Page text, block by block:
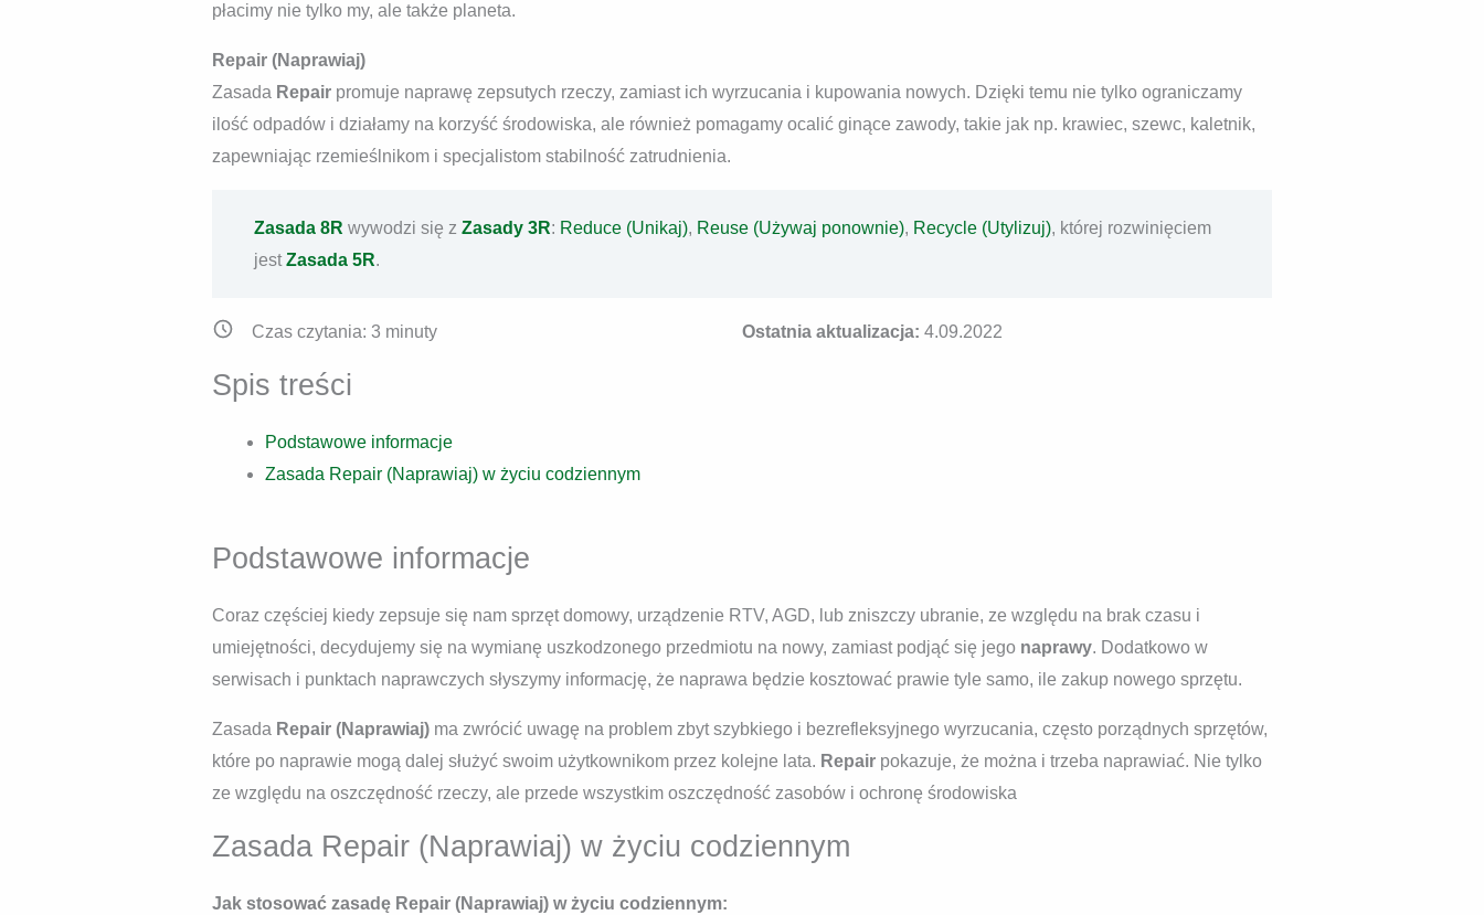
płacimy nie tylko my, ale także planeta.
Repair (Naprawiaj)
Zasada Repair promuje naprawę zepsutych rzeczy, zamiast ich wyrzucania i kupowania nowych. Dzięki temu nie tylko ograniczamy
ilość odpadów i działamy na korzyść środowiska, ale również pomagamy ocalić ginące zawody, takie jak np. krawiec, szewc, kaletnik,
zapewniając rzemieślnikom i specjalistom stabilność zatrudnienia.
Zasada 8R wywodzi się z Zasady 3R: Reduce (Unikaj), Reuse (Używaj ponownie), Recycle (Utylizuj), której rozwinięciem
jest Zasada 5R.
Czas czytania: 3 minuty Ostatnia aktualizacja: 4.09.2022
Spis treści
Podstawowe informacje
Zasada Repair (Naprawiaj) w życiu codziennym
Podstawowe informacje
Coraz częściej kiedy zepsuje się nam sprzęt domowy, urządzenie RTV, AGD, lub zniszczy ubranie, ze względu na brak czasu i
umiejętności, decydujemy się na wymianę uszkodzonego przedmiotu na nowy, zamiast podjąć się jego naprawy. Dodatkowo w
serwisach i punktach naprawczych słyszymy informację, że naprawa będzie kosztować prawie tyle samo, ile zakup nowego sprzętu.
Zasada Repair (Naprawiaj) ma zwrócić uwagę na problem zbyt szybkiego i bezrefleksyjnego wyrzucania, często porządnych sprzętów,
które po naprawie mogą dalej służyć swoim użytkownikom przez kolejne lata. Repair pokazuje, że można i trzeba naprawiać. Nie tylko
ze względu na oszczędność rzeczy, ale przede wszystkim oszczędność zasobów i ochronę środowiska
Zasada Repair (Naprawiaj) w życiu codziennym
Jak stosować zasadę Repair (Naprawiaj) w życiu codziennym: